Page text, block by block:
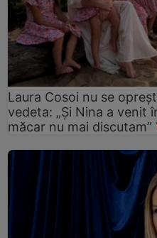
Laura Cosoi nu se
vedeta: „Și Nina a venit
măcar nu mai discutam”